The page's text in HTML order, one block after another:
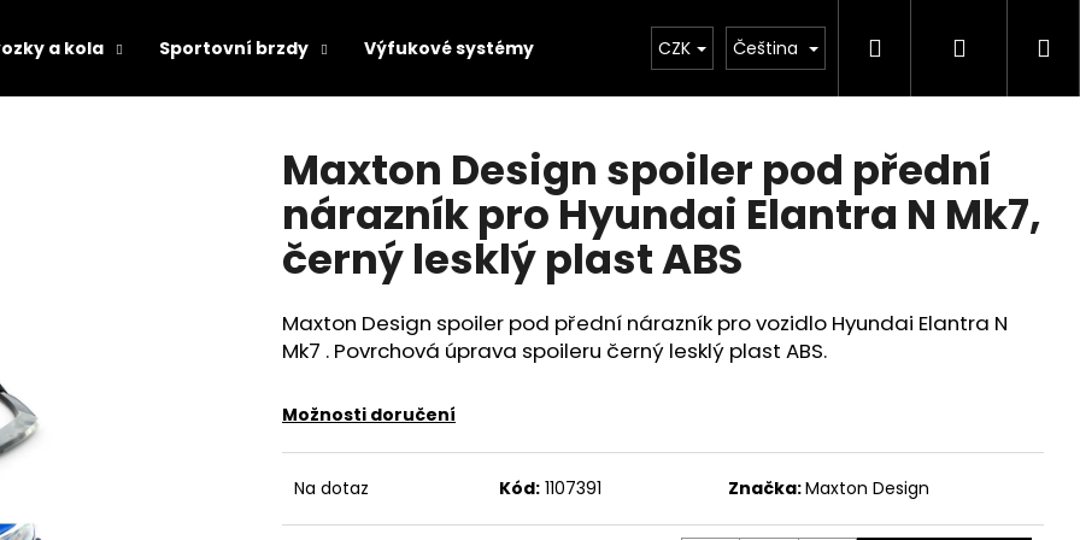
a kola Sportovní brzdy Výfukové systémy Chiptuning Projekty Exteriér Ostatní
CZK Čeština Hledat
Maxton Design spoiler pod přední
nárazník pro Hyundai Elantra N Mk7,
černý lesklý plast ABS
Maxton Design spoiler pod přední nárazník pro vozidlo Hyundai Elantra N
Mk7 . Povrchová úprava spoileru černý lesklý plast ABS.
Možnosti doručení
Na dotaz Kód: 1107391 Značka:Maxton Design
HLEDAT